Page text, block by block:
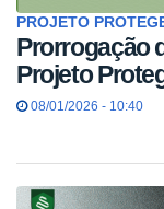
PROJETO
Prorrogação
Projeto
08/01/2026 - 10:40